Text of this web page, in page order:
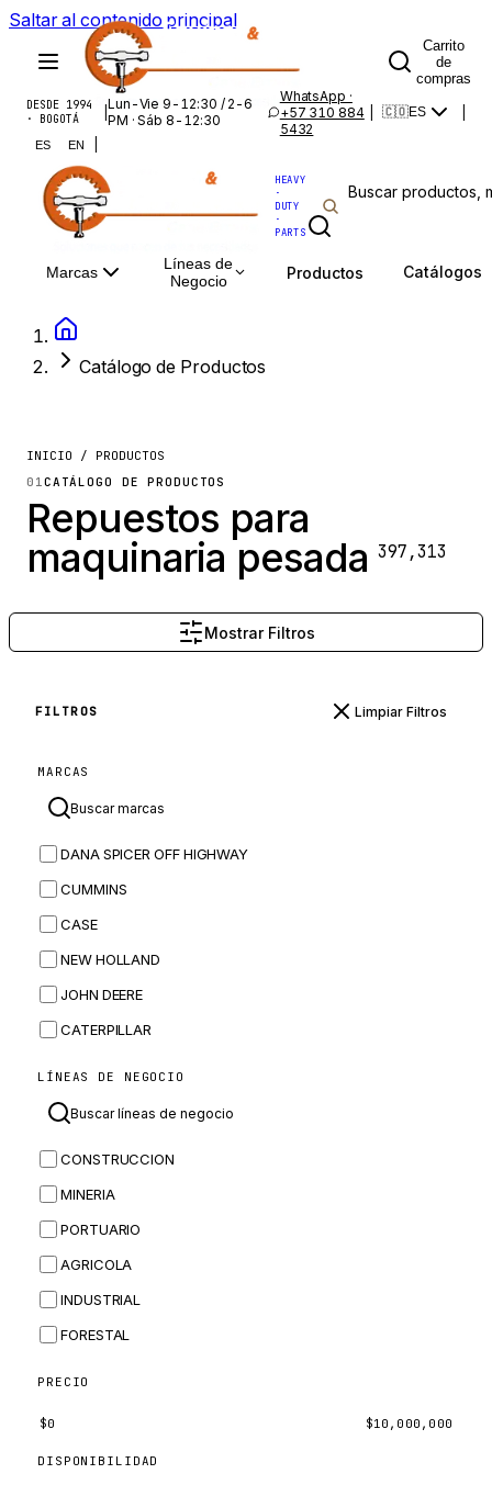
Saltar al contenido principal
Carrito
de
compras
DESDE 1994
· BOGOTÁ
Lun-Vie 9-12:30 / 2-6
PM · Sáb 8-12:30
WhatsApp ·
+57 310 884
5432
🇨🇴ES
ES EN
HEAVY
·
DUTY
·
PARTS
Marcas
Líneas de
Negocio
Productos Catálogos
Catálogo de Productos
INICIO / PRODUCTOS
01CATÁLOGO DE PRODUCTOS
Repuestos para
maquinaria pesada 397,313
Mostrar Filtros
FILTROS Limpiar Filtros
MARCAS
DANA SPICER OFF HIGHWAY
CUMMINS
CASE
NEW HOLLAND
JOHN DEERE
CATERPILLAR
MASSEY FERGUSON
BOBCAT
JCB
KOMATSU
CORTECO
KUBOTA
MERLO
HYUNDAI
LÍNEAS DE NEGOCIO
CONSTRUCCION
MINERIA
PORTUARIO
AGRICOLA
INDUSTRIAL
FORESTAL
PRECIO
$0 $10,000,000
DISPONIBILIDAD